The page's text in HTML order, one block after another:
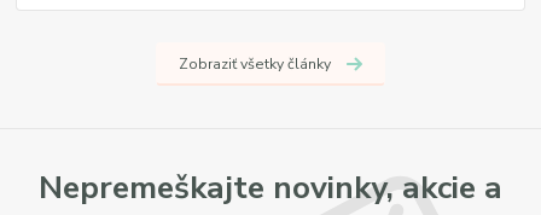
Zobraziť všetky články
Nepremeškajte novinky, akcie a